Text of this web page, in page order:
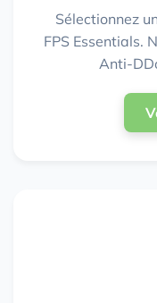
Sélectionnez
FPS Essentials.
Anti-